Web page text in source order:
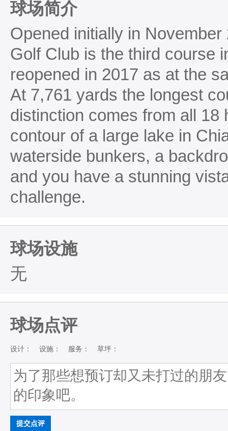
球场简介
Opened initially in
Golf Club is the third course
reopened in 2017 as at the
At 7,761 yards the longest
distinction comes from all 18
contour of a large lake in
waterside bunkers, a
and you have a stunning
challenge.
球场设施
无
球场点评
设计： 设施： 服务： 草坪：
提交点评